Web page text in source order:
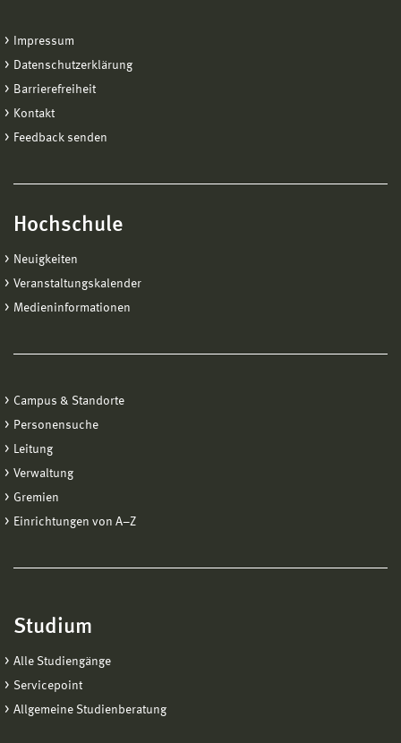
Impressum
Datenschutzerklärung
Barrierefreiheit
Kontakt
Feedback senden
Hochschule
Neuigkeiten
Veranstaltungskalender
Medieninformationen
Campus & Standorte
Personensuche
Leitung
Verwaltung
Gremien
Einrichtungen von A−Z
Studium
Alle Studiengänge
Servicepoint
Allgemeine Studienberatung